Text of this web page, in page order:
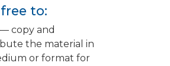
to:
— copy and
the material in
or format for